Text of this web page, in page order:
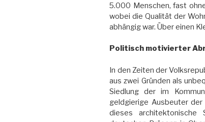
5.000 Menschen, fast
wobei die Qualität der
abhängig war. Über einen
Politisch motivierter
In den Zeiten der
aus zwei Gründen als
Siedlung der im
geldgierige Ausbeuter
dieses architektonische